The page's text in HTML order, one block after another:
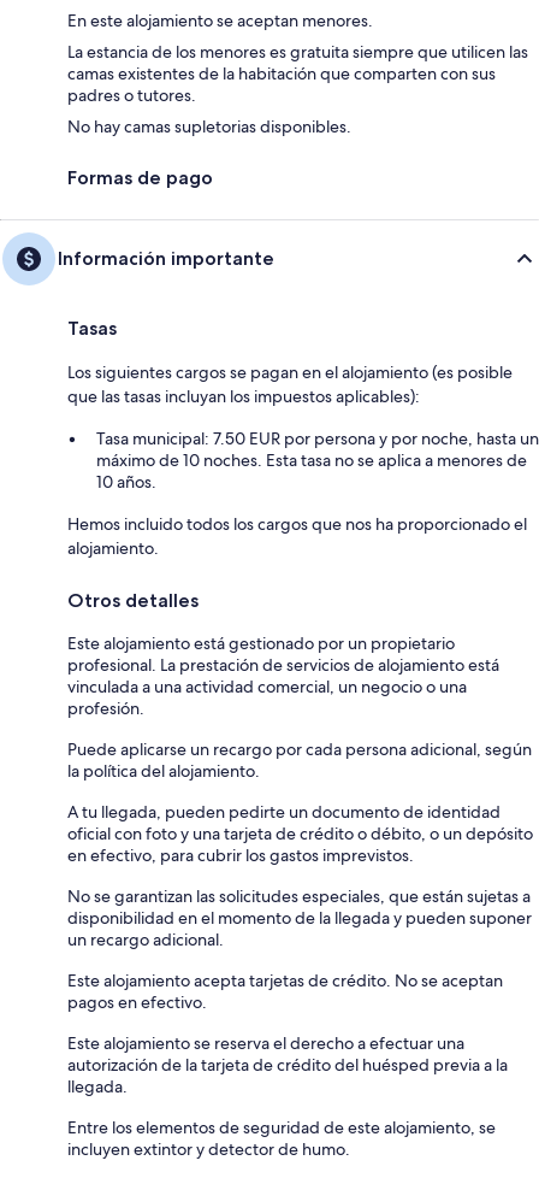
En este alojamiento se aceptan menores.
La estancia de los menores es gratuita siempre que utilicen las
camas existentes de la habitación que comparten con sus
padres o tutores.
No hay camas supletorias disponibles.
Formas de pago
Información importante
Tasas
Los siguientes cargos se pagan en el alojamiento (es posible
que las tasas incluyan los impuestos aplicables):
Tasa municipal: 7.50 EUR por persona y por noche, hasta un
máximo de 10 noches. Esta tasa no se aplica a menores de
10 años.
Hemos incluido todos los cargos que nos ha proporcionado el
alojamiento.
Otros detalles
Este alojamiento está gestionado por un propietario
profesional. La prestación de servicios de alojamiento está
vinculada a una actividad comercial, un negocio o una
profesión.
Puede aplicarse un recargo por cada persona adicional, según
la política del alojamiento.
A tu llegada, pueden pedirte un documento de identidad
oficial con foto y una tarjeta de crédito o débito, o un depósito
en efectivo, para cubrir los gastos imprevistos.
No se garantizan las solicitudes especiales, que están sujetas a
disponibilidad en el momento de la llegada y pueden suponer
un recargo adicional.
Este alojamiento acepta tarjetas de crédito. No se aceptan
pagos en efectivo.
Este alojamiento se reserva el derecho a efectuar una
autorización de la tarjeta de crédito del huésped previa a la
llegada.
Entre los elementos de seguridad de este alojamiento, se
incluyen extintor y detector de humo.